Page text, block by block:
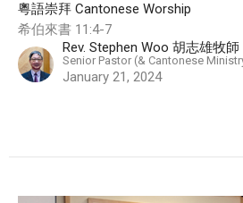
粵語崇拜 Cantonese Worship
希伯來書 11:4-7
Rev. Stephen Woo 胡志雄牧師
Senior Pastor (& Cantonese
January 21, 2024